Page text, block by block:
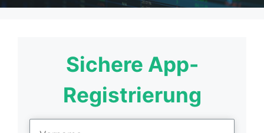
Sichere App-
Registrierung